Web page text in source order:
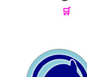
🛒